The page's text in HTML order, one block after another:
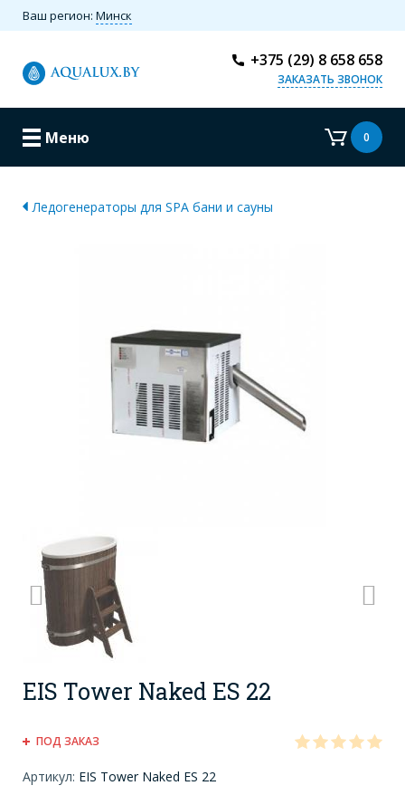
Ваш регион: Минск
+375 (29) 8 658 658
ЗАКАЗАТЬ ЗВОНОК
Меню 0
Ледогенераторы для SPA бани и сауны
EIS Tower Naked ES 22
ПОД ЗАКАЗ
Артикул: EIS Tower Naked ES 22